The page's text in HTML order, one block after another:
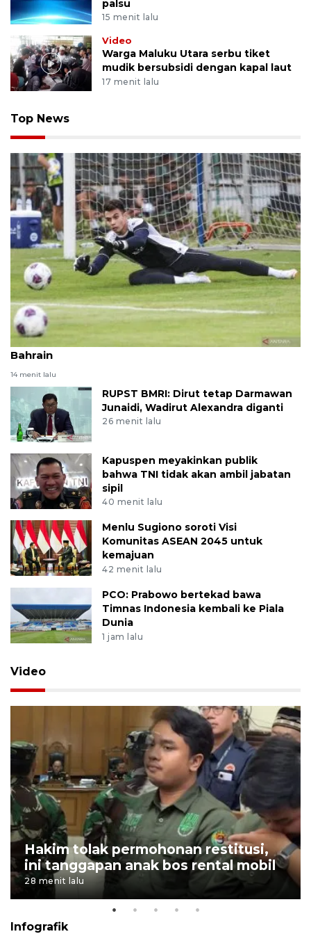
palsu
15 menit lalu
Video
Warga Maluku Utara serbu tiket
mudik bersubsidi dengan kapal laut
17 menit lalu
Top News
Lima pemain Indonesia yang dicoret melawan
Bahrain
14 menit lalu
RUPST BMRI: Dirut tetap Darmawan
Junaidi, Wadirut Alexandra diganti
26 menit lalu
Kapuspen meyakinkan publik
bahwa TNI tidak akan ambil jabatan
sipil
40 menit lalu
Menlu Sugiono soroti Visi
Komunitas ASEAN 2045 untuk
kemajuan
42 menit lalu
PCO: Prabowo bertekad bawa
Timnas Indonesia kembali ke Piala
Dunia
1 jam lalu
Video
Hakim tolak permohonan restitusi,
ini tanggapan anak bos rental mobil
28 menit lalu
Infografik